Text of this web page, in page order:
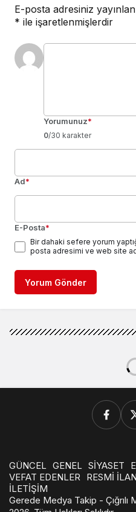
E-posta adresiniz
* ile işaretlenmişlerdir
Yorumunuz*
0/30 karakter
Ad*
E-Posta*
Bir dahaki sefere yorum
posta adresimi ve web site
Yorum Gönder
GÜNCEL GENEL SİYASET
VEFAT EDENLER RESMİ
İLETİŞİM
Gerede Medya Takip - Çığrılı